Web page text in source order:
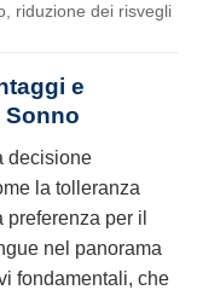
riduzione dei risvegli
e
Sonno
decisione
la tolleranza
per il
nel panorama
fondamentali, che